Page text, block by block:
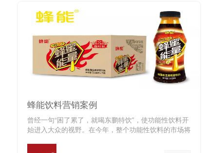
蜂能饮料营销案例
曾经一句“困了累了，就喝东鹏特饮”，使功能性饮料开
始进入大众的视野。在今年，整个功能性饮料的市场将